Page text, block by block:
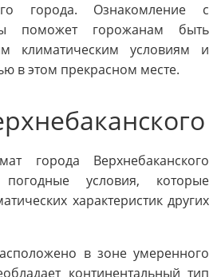
города. Ознакомление с
поможет горожанам быть
климатическим условиям и
в этом прекрасном месте.
города Верхнебаканского
условия, которые
характеристик других
в зоне умеренного
континентальный тип